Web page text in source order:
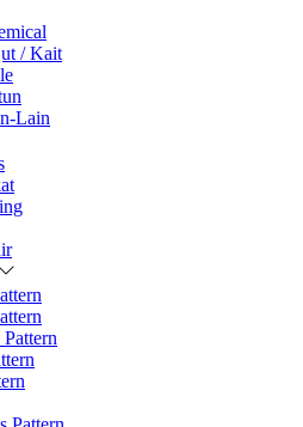
/ Kait
Lain